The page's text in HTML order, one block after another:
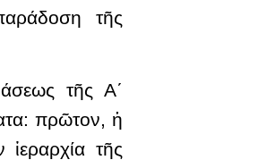
τῆς
τῆς Α΄
πρῶτον, ἡ
τῆς